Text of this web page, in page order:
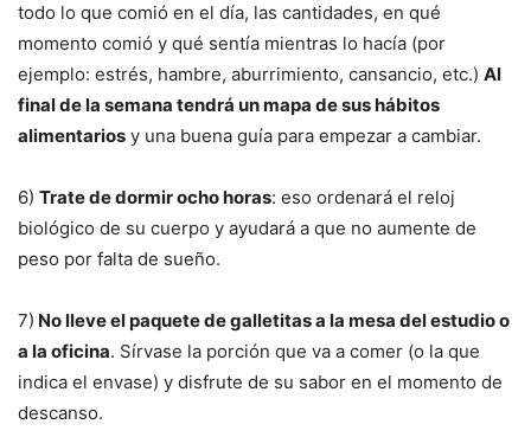
todo lo que comió en el día, las cantidades, en qué
momento comió y qué sentía mientras lo hacía (por
ejemplo: estrés, hambre, aburrimiento, cansancio, etc.) Al
final de la semana tendrá un mapa de sus hábitos
alimentarios y una buena guía para empezar a cambiar.
6) Trate de dormir ocho horas: eso ordenará el reloj
biológico de su cuerpo y ayudará a que no aumente de
peso por falta de sueño.
7) No lleve el paquete de galletitas a la mesa del estudio o
a la oficina. Sírvase la porción que va a comer (o la que
indica el envase) y disfrute de su sabor en el momento de
descanso.